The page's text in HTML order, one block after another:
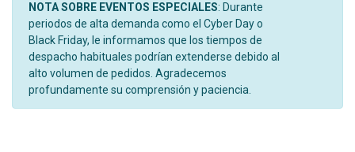
NOTA SOBRE EVENTOS ESPECIALES: Durante
periodos de alta demanda como el Cyber Day o
Black Friday, le informamos que los tiempos de
despacho habituales podrían extenderse debido al
alto volumen de pedidos. Agradecemos
profundamente su comprensión y paciencia.